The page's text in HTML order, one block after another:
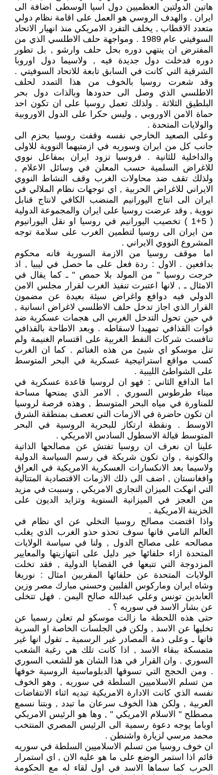
هاتين الدولتين العظميين دول اسيا الوسطى اضافة الى
ايران . والهدف الروسي هو العمل على اقامة نظام دولي
متعدد الاقطاب , يخلف التفرد الامريكي منذ انهيار الاتحاد
السوفيتي عام 1989 . ومواجهة حلف الاطلسي الذي من
المفترض ان ينتهي دوره بحل حلف وارشو , بل تطور
دوره فدخلت دول جديدة فيه , ولاسيما دول اوروبا
الشرقية التي كانت في السابق تابعة للاتحاد السوفيتي .
وقد شعرت روسيا بالخوف من هذا التمدد لحلف
الاطلسي الذي وصل الى حدودها وبالذات دول بحر
البلطيق الثلاثة . ولذلك تعمل روسيا على ان تكون احد
حماة الامن الاوروبي , وليس حكرا على الدول الاوروبية
والولايات المتحدة .
وعلى الصعيد الخارجي نفسه وقفت روسيا بحزم الى
جانب كل من ايران وسوريه في ازمتيهما النووية للاولى
والداخلية للثانية . فروسيا تزود ايران بمفاعل نووي
للاغراض السلمية حسب المعلن في وسائل الاعلام ,
ولذلك تقف ضد محاولات الغرب وقف النشاط النووي
الايراني للاغراض الحربية , اي توجهات نظام الملالي في
ايران الى انتاج اليورانيم المنضب الكافي لانتاج قنابل
نووية , وقد عرضت روسيا على ايران والمجموعة الدولية
( 5+1 ) تخصيب اليورانيم في روسيا او نقل اليورانيوم
من ايران الى روسيا لتطمين الغرب على سلامة توجه
المشروع النووي الايراني .
اما موقف روسيا من الازمة السورية فانه محكوم
بدافعين . الاول : ردة فعل على ما حصل في ليبيا , اذ
خرجت روسيا " من المولد بلا حمص " ـ كما يقال في
الامثال ـ , لانها اعتبرت تنفيذ الغرب لقرار مجلس الامن
الدولي فيه دوافع واغراض سيئة بعيدة عن مضمون
القرار الذي اجاز تدخل حلف الاطلسي لاغراض انسانية ,
في حين تحول التدخل الغربي الى هجمات عسكرية ضد
قوات القذافي تمهيدا لاسقاطه . وبعد الاطاحة بالقذافي
تنافست شركات النفط الغربية على اقتسام الغنيمة ولم
تنل موسكو اي شيئ من هذه الغنائم . كما ان الغرب
كسب مواقع استراتيجية عسكرية في البحر المتوسط
على الشواطئ الليبية .
اما الدافع الثاني : فهو ان لروسيا قاعدة عسكرية في
ميناء طرطوس السوري , الامر الذي يمنحها مساحة
للمناورة في مياه البحر المتوسط , وهذه فرصة لروسيا
ان تكون حاضرة في الازمات التي تعصف بمنطقة الشرق
الاوسط . ونقطة ارتكاز للبحرية الروسية في البحر
المتوسط قبالة الاسطول السادس الامريكي .
علينا ان نعرف ان روسيا تفتش عن مصالحها الذاتية
والكونية , وان تكون شريكة في رسم السياسة الدولية
ولاسيما بعد الانكسارات العسكرية الامريكية في العراق
وافغانستان , اضف الى ذلك الازمات الاقتصادية المتتالية
التي انهكت الميزان التجاري الامريكي , وسببت في مزيد
من العجز في الميزانية السنوية وتزايد الديون على
الخزينة الامريكية .
واذا اقتضت مصالح روسيا التخلي عن اي نظام في
العالم النامي فانها سوف تحذو حذو الغرب الذي يغلب
مصالحه على مصالح الدول , ولنا في سياسة الولايات
المتحدة ازاء حلفائها خير دليل على انتهازيتها والمعايير
المزدوجة التي تتبعها في القضايا الدولية , فقد تخلت
الولايات المتحدة عن حلفائها المقربين امثال : نوريغا
وشاه ايران وماركوس الفلبين وحسني مبارك مصر وزين
العابدين تونس وعلي عبدالله صالح اليمن . فهل تتخلى
عن بشار الاسد في سوريه ؟ .
حتى هذه اللحظة ما زالت موسكو لم تعلن رسميا عن
تخليها عن الاسد , ولكن في الجلسات الخاصة او السرية
فانها ـ وعلى ذمة المصادر غير الرسمية ـ تقول انها غير
متمسكة ببقاء الاسد , اذا كانت تلك هي رغبة الشعب
السوري . وان القرار في هذا الشان هو للشعب السوري
. ومن الحجج التي تسوقها الدبلوماسية الروسية خوفها
من تسلم الاسلاميين السلطة في سوريه , وهو الخوف
نفسه الذي كانت الادارة الامريكية تبديه اثناء الانتفاضات
العربية , ولكن هذا الخوف سرعان ما تبدد , وبتنا نسمع
مصطلح " الاسلام الامريكي " , وها هو الرئيس الامريكي
اوباما يوجه دعوة رسمية الى الرئيس المصري المنتخب
محمد مرسي لزيارة واشنطن .
ان خوف روسيا من تسلم الاسلاميين السلطة في سوريه
قائم اذا استمر الوضع على ما هو عليه الان , اي استمرار
الحرب كما سماها الاسد في اول لقاء له مع الحكومة